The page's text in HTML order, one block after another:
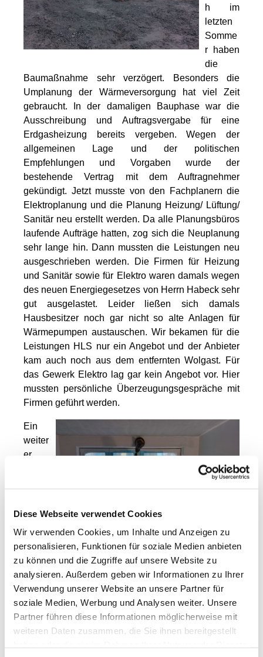
Diese Webseite verwendet Cookies
Wir verwenden Cookies, um Inhalte und Anzeigen zu
personalisieren, Funktionen für soziale Medien anbieten
zu können und die Zugriffe auf unsere Website zu
analysieren. Außerdem geben wir Informationen zu Ihrer
Verwendung unserer Website an unsere Partner für
soziale Medien, Werbung und Analysen weiter. Unsere
Partner führen diese Informationen möglicherweise mit
weiteren Daten zusammen, die Sie ihnen bereitgestellt
h im
letzten
Somme
r haben
die
Baumaßnahme sehr verzögert. Besonders die
Umplanung der Wärmeversorgung hat viel Zeit
gebraucht. In der damaligen Bauphase war die
Ausschreibung und Auftragsvergabe für eine
Erdgasheizung bereits vergeben. Wegen der
allgemeinen Lage und der politischen
Empfehlungen und Vorgaben wurde der
bestehende Vertrag mit dem Auftragnehmer
gekündigt. Jetzt musste von den Fachplanern die
Elektroplanung und die Planung Heizung/ Lüftung/
Sanitär neu erstellt werden. Da alle Planungsbüros
laufende Aufträge hatten, zog sich die Neuplanung
sehr lange hin. Dann mussten die Leistungen neu
ausgeschrieben werden. Die Firmen für Heizung
und Sanitär sowie für Elektro waren damals wegen
des neuen Energiegesetzes von Herrn Habeck sehr
gut ausgelastet. Leider ließen sich damals
Hausbesitzer noch gar nicht so alte Anlagen für
Wärmepumpen austauschen. Wir bekamen für die
Leistungen HLS nur ein Angebot und der Anbieter
kam auch noch aus dem entfernten Wolgast. Für
das Gewerk Elektro lag gar kein Angebot vor. Hier
mussten persönliche Überzeugungsgespräche mit
Firmen geführt werden.
Ein
weiter
er
e im
Der
war fertig gestellt und die Estricharbeiten im Keller
waren fast fertig. Bei einem Starkregen lief der